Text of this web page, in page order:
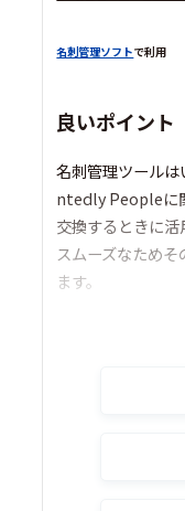
名刺管理ソフトで利用
良いポイント
名刺管理ツール
ntedly Peopleに
交換するときに
スムーズなため
ます。